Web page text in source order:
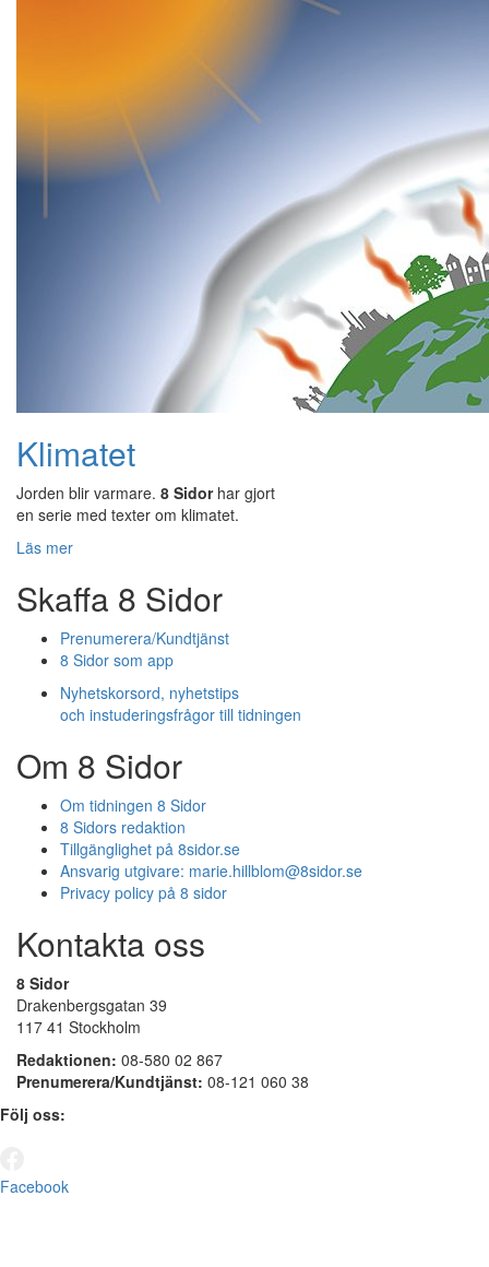
Klimatet
Jorden blir varmare. 8 Sidorhar gjort
en serie med texter om klimatet.
Läs mer
Skaffa 8 Sidor
Prenumerera/Kundtjänst
8 Sidor som app
Nyhetskorsord, nyhetstips
och instuderingsfrågor till tidningen
Om 8 Sidor
Om tidningen 8 Sidor
8 Sidors redaktion
Tillgänglighet på 8sidor.se
Ansvarig utgivare: marie.hillblom@8sidor.se
Privacy policy på 8 sidor
Kontakta oss
8 Sidor
Drakenbergsgatan 39
117 41 Stockholm
Redaktionen: 08-580 02 867
Prenumerera/Kundtjänst: 08-121 060 38
Följ oss:
Facebook